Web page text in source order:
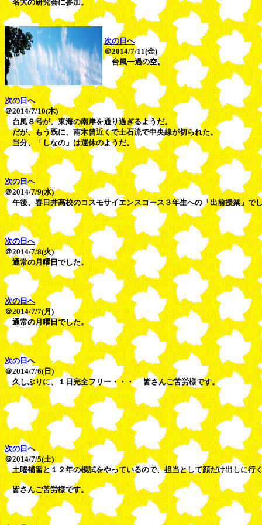
名大の研究会に参加。
次の日へ
＠2014/7/11(金)
台風一過の空。
次の日へ
＠2014/7/10(木)
台風８号が、東海の南岸を通り過ぎるようだ。
だが、もう既に、南木曾近くで土石流で中央線が切られた。
当分、「しなの」は運休のようだ。
次の日へ
＠2014/7/9(水)
午後、春日井高校のコスモサイエンスコース３年生への「出前授業」で
次の日へ
＠2014/7/8(火)
通常の月曜日でした。
次の日へ
＠2014/7/7(月)
通常の月曜日でした。
次の日へ
＠2014/7/6(日)
久しぶりに、１日完全フリー・・・ 皆さんご苦労様です。
次の日へ
＠2014/7/5(土)
土曜補習と１２年の模試をやっているので、担当として顔だけ出しに行
皆さんご苦労様です。